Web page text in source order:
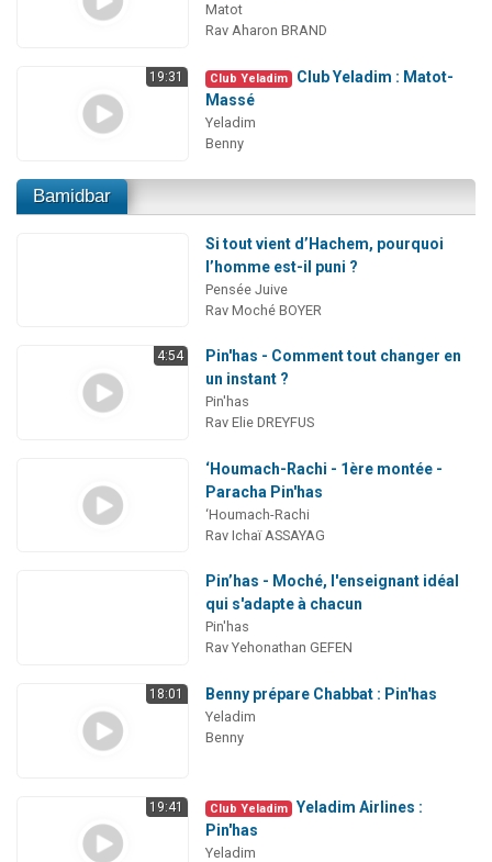
Matot
Rav Aharon BRAND
19:31 Club Yeladim
Club Yeladim : Matot-
Massé
Yeladim
Benny
Bamidbar
Si tout vient d’Hachem, pourquoi
l’homme est-il puni ?
Pensée Juive
Rav Moché BOYER
4:54
Pin'has - Comment tout changer en
un instant ?
Pin'has
Rav Elie DREYFUS
‘Houmach-Rachi - 1ère montée -
Paracha Pin'has
‘Houmach-Rachi
Rav Ichaï ASSAYAG
Pin’has - Moché, l'enseignant idéal
qui s'adapte à chacun
Pin'has
Rav Yehonathan GEFEN
18:01 Benny prépare Chabbat : Pin'has
Yeladim
Benny
19:41 Club Yeladim
Yeladim Airlines :
Pin'has
Yeladim